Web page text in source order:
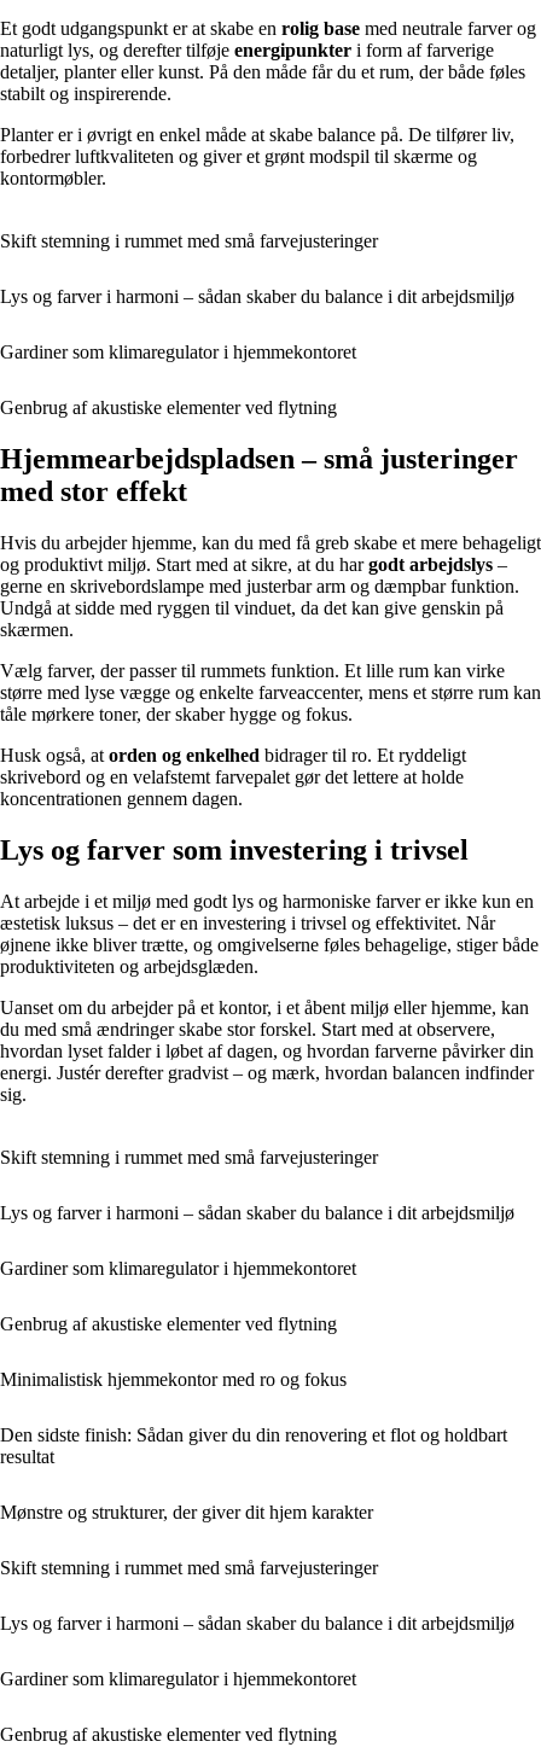
Et godt udgangspunkt er at skabe en rolig base med neutrale farver og
naturligt lys, og derefter tilføje energipunkter i form af farverige
detaljer, planter eller kunst. På den måde får du et rum, der både føles
stabilt og inspirerende.
Planter er i øvrigt en enkel måde at skabe balance på. De tilfører liv,
forbedrer luftkvaliteten og giver et grønt modspil til skærme og
kontormøbler.
Skift stemning i rummet med små farvejusteringer
Lys og farver i harmoni – sådan skaber du balance i dit arbejdsmiljø
Gardiner som klimaregulator i hjemmekontoret
Genbrug af akustiske elementer ved flytning
Hjemmearbejdspladsen – små justeringer
med stor effekt
Hvis du arbejder hjemme, kan du med få greb skabe et mere behageligt
og produktivt miljø. Start med at sikre, at du hargodt arbejdslys –
gerne en skrivebordslampe med justerbar arm og dæmpbar funktion.
Undgå at sidde med ryggen til vinduet, da det kan give genskin på
skærmen.
Vælg farver, der passer til rummets funktion. Et lille rum kan virke
større med lyse vægge og enkelte farveaccenter, mens et større rum kan
tåle mørkere toner, der skaber hygge og fokus.
Husk også, at orden og enkelhed bidrager til ro. Et ryddeligt
skrivebord og en velafstemt farvepalet gør det lettere at holde
koncentrationen gennem dagen.
Lys og farver som investering i trivsel
At arbejde i et miljø med godt lys og harmoniske farver er ikke kun en
æstetisk luksus – det er en investering i trivsel og effektivitet. Når
øjnene ikke bliver trætte, og omgivelserne føles behagelige, stiger både
produktiviteten og arbejdsglæden.
Uanset om du arbejder på et kontor, i et åbent miljø eller hjemme, kan
du med små ændringer skabe stor forskel. Start med at observere,
hvordan lyset falder i løbet af dagen, og hvordan farverne påvirker din
energi. Justér derefter gradvist – og mærk, hvordan balancen indfinder
sig.
Skift stemning i rummet med små farvejusteringer
Lys og farver i harmoni – sådan skaber du balance i dit arbejdsmiljø
Gardiner som klimaregulator i hjemmekontoret
Genbrug af akustiske elementer ved flytning
Minimalistisk hjemmekontor med ro og fokus
Den sidste finish: Sådan giver du din renovering et flot og holdbart
resultat
Mønstre og strukturer, der giver dit hjem karakter
Skift stemning i rummet med små farvejusteringer
Lys og farver i harmoni – sådan skaber du balance i dit arbejdsmiljø
Gardiner som klimaregulator i hjemmekontoret
Genbrug af akustiske elementer ved flytning